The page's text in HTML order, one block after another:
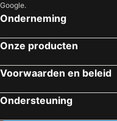
Google.
Onderneming
Onze producten
Voorwaarden en beleid
Ondersteuning